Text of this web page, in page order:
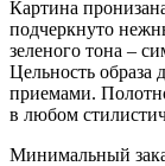
Картина
подчеркнуто
зеленого тона –
Цельность образа
приемами.
в любом
Минимальный